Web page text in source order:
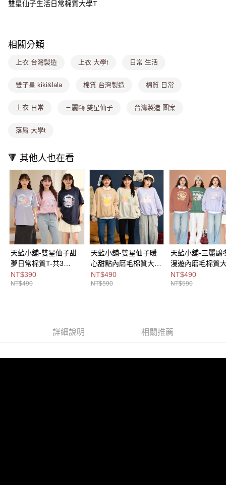
【大哥付你分期使用說明】
1.本服務由台灣大哥大提供，台灣大哥大用戶可立即使用無須另外申請。
2.付款方式選擇「大哥付你分期」，訂單成立後會自動跳轉到大哥付的交易
3.實際核准額度、可分期數及費用金額請依後續交易確認頁面所載為準。
消。如遇「轉專審核」未通過狀況，表示未達大哥付你分期系統評分，恕無
1.分期款項不併入電信帳單，「大哥付你分期」於每月結算日後寄送繳費提
帳／街口支付／iPASS MONEY」等通路繳費。
【注意事項】
1.本服務係由「台灣大哥大股份有限公司」（以下簡稱本公司）所提供，讓
用戶於交易時，得透過本服務購買商品或服務，並由商店將買賣／分期付款
買賣價金債權讓與本公司後，依約使用本公司帳單繳交帳款。
2.基於同意付款使用「大哥付你分期」之契約關係目的，商店將以您的個人
資料（包含姓名、電話或地址）提供予台灣大哥大進項蒐集、處理及利用，
由本公司與您本人進行分期帳單所需資料之確認、核對及更正。
3.完整用戶服務條款，請詳閱以下連結：https://oppay.tw/userRule
ATM付款
全家取貨付款
每筆NT$80，滿NT$699(含以上)免運費
每筆NT$80，滿NT$699(含以上)免運費
萊爾富取貨付款
付款後萊爾富取貨
每筆NT$8,888，滿NT$8,888(含以上)免運費
7-11取貨付款
每筆NT$80，滿NT$1,000(含以上)免運費
付款後7-11取貨
每筆NT$80，滿NT$1,000(含以上)免運費
宅配
雙星仙子生活日常棉質大學T
相關分類
上衣 台灣製造 上衣 大學t 日常 生活
雙子星 kiki&lala 棉質 台灣製造 棉質 日常
上衣 日常 三麗鷗 雙星仙子 台灣製造 圖案
落肩 大學t
🔻 其他人也在看
天藍小舖-雙星仙子甜
夢日常棉質T-共3
色-$490【A28280452
】
NT$390
NT$490
天藍小舖-雙星仙子暖
心甜點內磨毛棉質大學
T-共3
色-$590【A28280462
NT$490
NT$590
天藍小舖-三麗鷗
漫遊內磨毛棉質
共4
色-$590【
NT$490
NT$590
詳細說明 相關推薦